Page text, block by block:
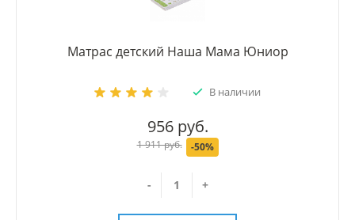
Матрас детский Наша Мама Юниор
В наличии
956 руб.
1 911 руб. -50%
- +